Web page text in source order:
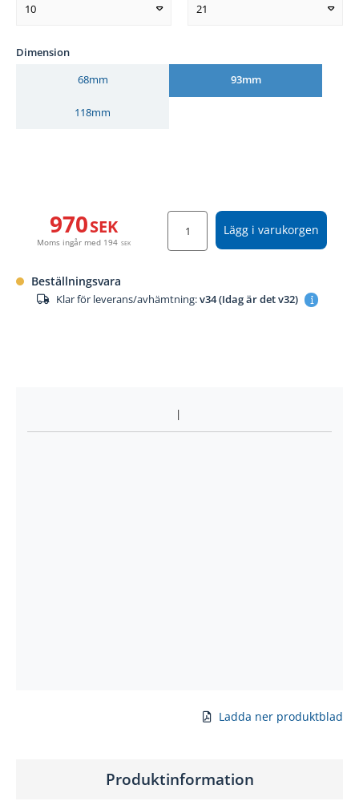
10 21
Dimension
68mm 93mm
118mm
Lägg i varukorgen
970SEK
Moms ingår med 194 SEK
Beställningsvara
Klar för leverans/avhämtning:v34 (Idag är det v32)
Ladda ner produktblad
Produktinformation